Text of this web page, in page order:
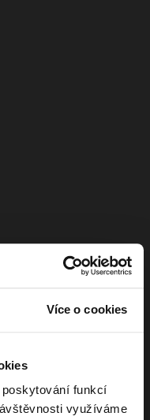
Více o cookies
funkcí
využíváme